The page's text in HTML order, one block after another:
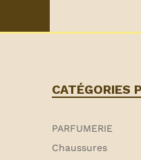
CATÉGORIES
PARFUMERIE
Chaussures